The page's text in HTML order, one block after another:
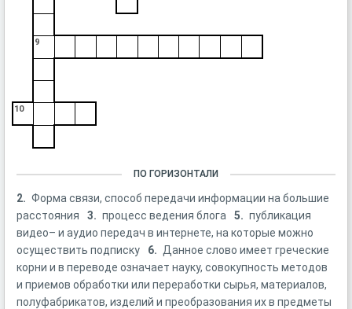
9
10
ПО ГОРИЗОНТАЛИ
2. Форма связи, способ передачи информации на большие
расстояния
3. процесс ведения блога 5. публикация
видео– и аудио передач в интернете, на которые можно
осуществить подписку
6. Данное слово имеет греческие
корни и в переводе означает науку, совокупность методов
и приемов обработки или переработки сырья, материалов,
полуфабрикатов, изделий и преобразования их в предметы